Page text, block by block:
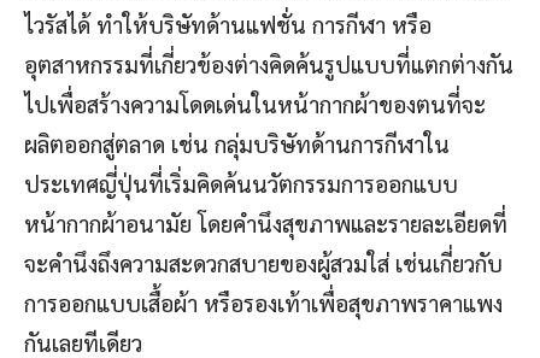
ไวรัสได้ ทำให้บริษัทด้านแฟชั่น การกีฬา หรือ
อุตสาหกรรมที่เกี่ยวข้องต่างคิดค้นรูปแบบที่แตกต่างกัน
ไปเพื่อสร้างความโดดเด่นในหน้ากากผ้าของตนที่จะ
ผลิตออกสู่ตลาด เช่น กลุ่มบริษัทด้านการกีฬาใน
ประเทศญี่ปุ่นที่เริ่มคิดค้นนวัตกรรมการออกแบบ
หน้ากากผ้าอนามัย โดยคำนึงสุขภาพและรายละเอียดที่
จะคำนึงถึงความสะดวกสบายของผู้สวมใส่ เช่นเกี่ยวกับ
การออกแบบเสื้อผ้า หรือรองเท้าเพื่อสุขภาพราคาแพง
กันเลยทีเดียว